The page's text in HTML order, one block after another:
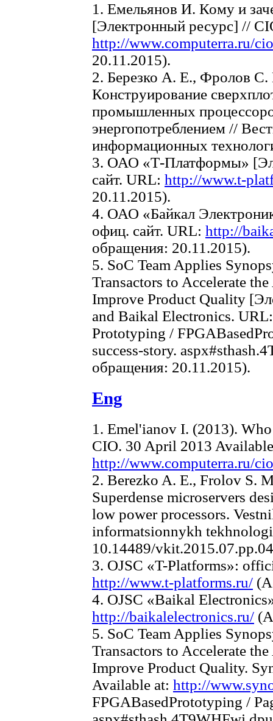
1. Емельянов И. Кому и
[Электронный ресурс] //
http://www.computerra.ru/
20.11.2015).
2. Березко А. Е., Фролов
Конструирование
промышленных
энергопотреблением //
информационных
3. ОАО «Т-Платформы»
сайт. URL: http://www.t-
20.11.2015).
4. ОАО «Байкал
офиц. сайт. URL: http://
обращения: 20.11.2015).
5. SoC Team Applies
Transactors to Accelerate
Improve Product Quality
and Baikal Electronics.
Prototyping /
success-story.
обращения: 20.11.2015).
Eng
1. Emel'ianov I. (2013).
CIO. 30 April 2013
http://www.computerra.ru/
2. Berezko A. E., Frolov S.
Superdense microservers
low power processors.
informatsionnykh
10.14489/
3. OJSC «T-Platforms»:
http://www.t-platforms.ru/
4. OJSC «Baikal
http://baikalelectronics.ru/
5. SoC Team Applies
Transactors to Accelerate
Improve Product Quality.
Available at: http://
FPGABasedPrototyping /